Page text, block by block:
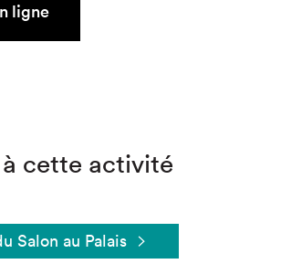
ligne
cette activité
Salon au Palais